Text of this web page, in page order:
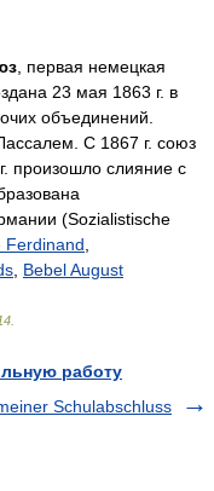
, первая немецкая
23 мая 1863 г. в
объединений.
С 1867 г. союз
произошло слияние с
(Sozialistische
Ferdinand
Bebel August
работу
Schulabschluss